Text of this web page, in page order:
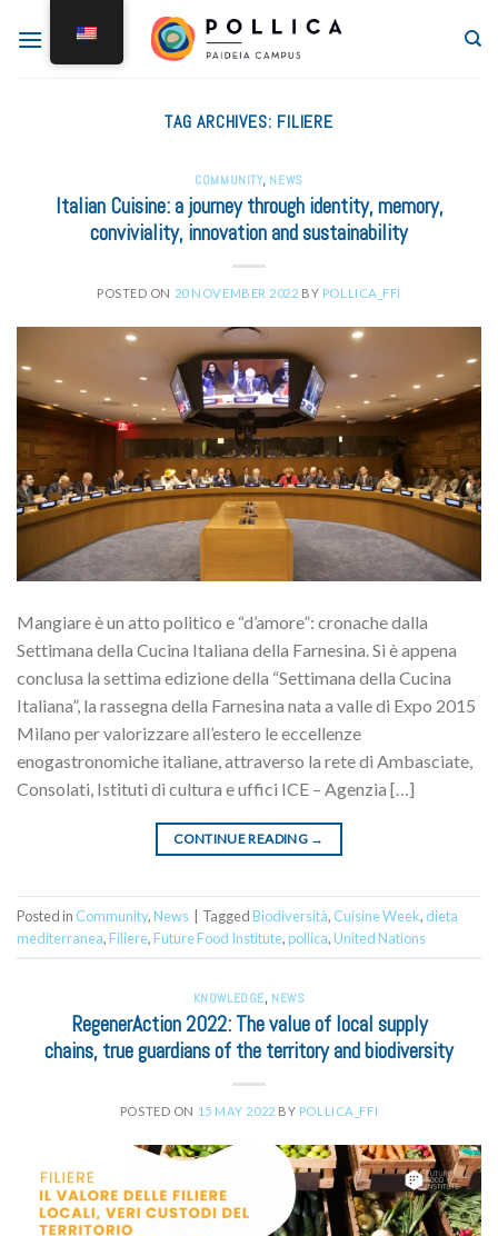
TAG ARCHIVES: FILIERE
COMMUNITY, NEWS
Italian Cuisine: a journey through identity, memory,
conviviality, innovation and sustainability
POSTED ON 20 NOVEMBER 2022 BY POLLICA_FFI
Mangiare è un atto politico e “d’amore”: cronache dalla
Settimana della Cucina Italiana della Farnesina. Si è appena
conclusa la settima edizione della “Settimana della Cucina
Italiana”, la rassegna della Farnesina nata a valle di Expo 2015
Milano per valorizzare all’estero le eccellenze
enogastronomiche italiane, attraverso la rete di Ambasciate,
Consolati, Istituti di cultura e uffici ICE – Agenzia […]
CONTINUE READING →
Posted in Community, News Tagged Biodiversità, Cuisine Week, dieta
mediterranea, Filiere, Future Food Institute, pollica, United Nations
KNOWLEDGE, NEWS
RegenerAction 2022: The value of local supply
chains, true guardians of the territory and biodiversity
POSTED ON 15 MAY 2022 BY POLLICA_FFI